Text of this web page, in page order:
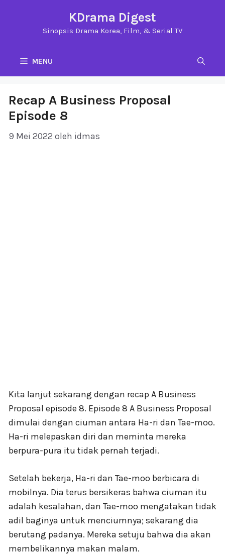
KDrama Digest
Sinopsis Drama Korea, Film, & Serial TV
MENU
Recap A Business Proposal
Episode 8
9 Mei 2022 oleh idmas
Kita lanjut sekarang dengan recap A Business
Proposal episode 8. Episode 8 A Business Proposal
dimulai dengan ciuman antara Ha-ri dan Tae-moo.
Ha-ri melepaskan diri dan meminta mereka
berpura-pura itu tidak pernah terjadi.
Setelah bekerja, Ha-ri dan Tae-moo berbicara di
mobilnya. Dia terus bersikeras bahwa ciuman itu
adalah kesalahan, dan Tae-moo mengatakan tidak
adil baginya untuk menciumnya; sekarang dia
berutang padanya. Mereka setuju bahwa dia akan
membelikannya makan malam.